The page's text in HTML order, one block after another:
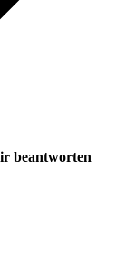
beantworten